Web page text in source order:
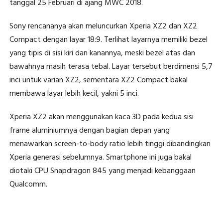
tanggal 25 Februari di ajang MWC 2018.
Sony rencananya akan meluncurkan Xperia XZ2 dan XZ2
Compact dengan layar 18:9. Terlihat layarnya memiliki bezel
yang tipis di sisi kiri dan kanannya, meski bezel atas dan
bawahnya masih terasa tebal. Layar tersebut berdimensi 5,7
inci untuk varian XZ2, sementara XZ2 Compact bakal
membawa layar lebih kecil, yakni 5 inci.
Xperia XZ2 akan menggunakan kaca 3D pada kedua sisi
frame aluminiumnya dengan bagian depan yang
menawarkan screen-to-body ratio lebih tinggi dibandingkan
Xperia generasi sebelumnya. Smartphone ini juga bakal
diotaki CPU Snapdragon 845 yang menjadi kebanggaan
Qualcomm.